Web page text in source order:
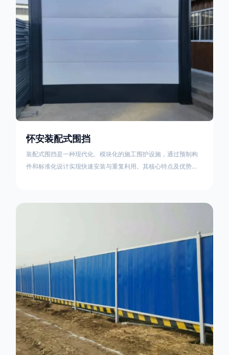
怀安装配式围挡
装配式围挡是一种现代化、模块化的施工围护设施，通过预制构
件和标准化设计实现快速安装与重复利用。其核心特点及优势如
撑、横撑加强筋等部件增强整体稳定性立柱规格：通常为